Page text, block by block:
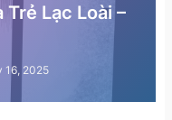
Lạc Loài –
16, 2025